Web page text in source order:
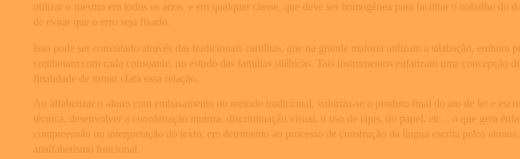
utilizar o mesmo em todos os anos e em qualquer classe, que deve ser homogênea para facilitar o trabalho do
de evitar que o erro seja fixado.
Isso pode ser constatado através das tradicionais cartilhas, que na grande maioria utilizam a silabação,
combinam com cada consoante, no estudo das famílias silábicas. Tais instrumentos enfatizam uma concepção
finalidade de tornar clara essa relação.
Ao alfabetizar o aluno com embasamento no método tradicional, valoriza-se o produto final do ato de ler e
técnica, desenvolver a coordenação motora, discriminação visual, o uso de lápis, do papel, etc. , o que gera
compreensão ou interpretação do texto, em detrimento ao processo de construção da língua escrita pelos
analfabetismo funcional.